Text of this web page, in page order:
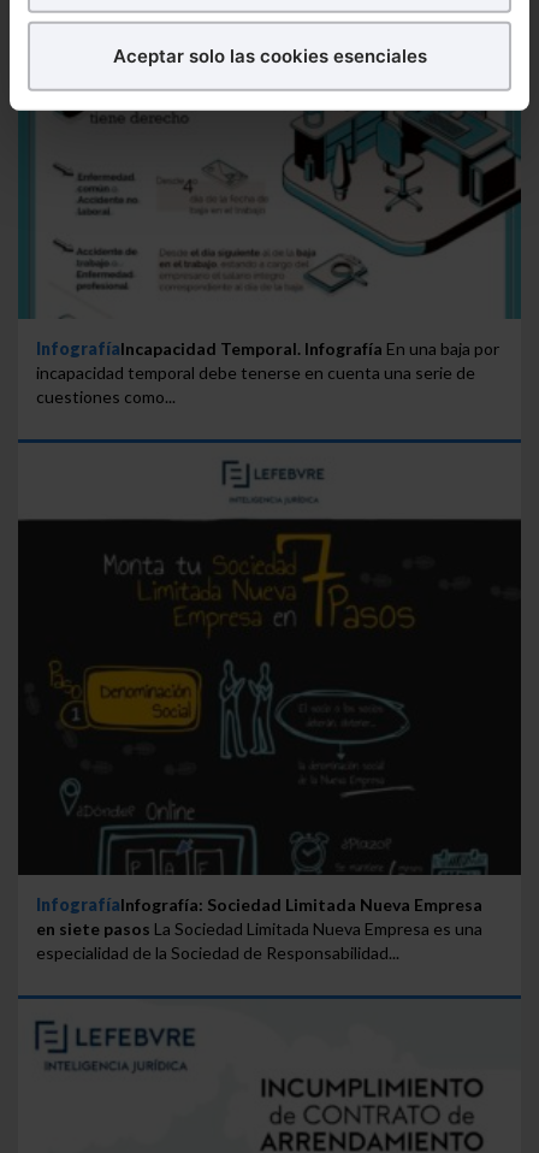
¿Qué puedes hacer?
en la web sea óptima
aceptar solo las esenciales para denegar
todas las cookies excepto aquellas imprescindibles.
También puedes configurarlas cookies y
seleccionar solo aquellas que quieras permitir en tu
navegador. Si no seleccionas ninguna utilizaremos
las que sean indispensables para la navegación.
Saber más acerca de las cookies
Aceptar solo las cookies esenciales
InfografíaIncapacidad Temporal. Infografía En una baja por
incapacidad temporal debe tenerse en cuenta una serie de
cuestiones como...
InfografíaInfografía: Sociedad Limitada Nueva Empresa
en siete pasos La Sociedad Limitada Nueva Empresa es una
especialidad de la Sociedad de Responsabilidad...